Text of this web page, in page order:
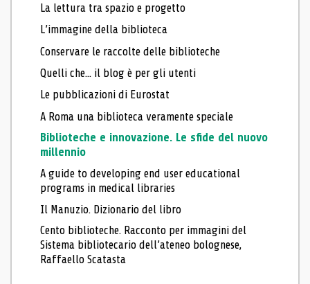
La lettura tra spazio e progetto
L’immagine della biblioteca
Conservare le raccolte delle biblioteche
Quelli che... il blog è per gli utenti
Le pubblicazioni di Eurostat
A Roma una biblioteca veramente speciale
Biblioteche e innovazione. Le sfide del nuovo
millennio
A guide to developing end user educational
programs in medical libraries
Il Manuzio. Dizionario del libro
Cento biblioteche. Racconto per immagini del
Sistema bibliotecario dell’ateneo bolognese,
Raffaello Scatasta